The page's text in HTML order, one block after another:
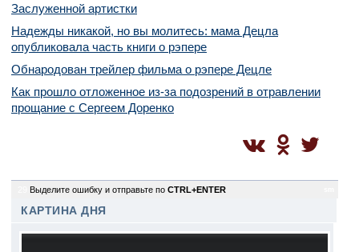
Заслуженной артистки
Надежды никакой, но вы молитесь: мама Децла
опубликовала часть книги о рэпере
Обнародован трейлер фильма о рэпере Децле
Как прошло отложенное из-за подозрений в отравлении
прощание с Сергеем Доренко
Выделите ошибку и отправьте по CTRL+ENTER
КАРТИНА ДНЯ